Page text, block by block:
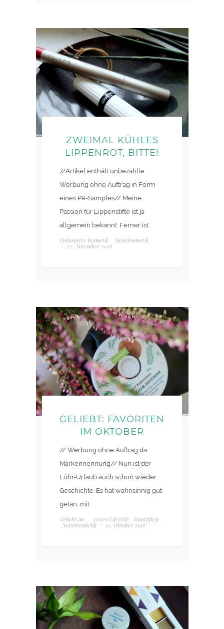
ZWEIMAL KÜHLES
LIPPENROT, BITTE!
//Artikel enthält unbezahlte
Werbung ohne Auftrag in Form
eines PR-Samples// Meine
Passion für Lippenstifte ist ja
allgemein bekannt. Ferner ist…
Dekorative Kosmetik, Naturkosmetik
/ 22. November 2018
GELIEBT: FAVORITEN
IM OKTOBER
// Werbung ohne Auftrag da
Markennennung// Nun ist der
Föhr-Urlaub auch schon wieder
Geschichte. Es hat wahnsinnig gut
getan, mit…
Geliebt im... , Green Lifestyle, Hautpflege,
Naturkosmetik / 21. Oktober 2018